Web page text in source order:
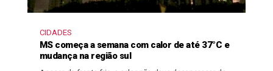
CIDADES
MS começa a semana com calor de até 37°C e
mudança na região sul